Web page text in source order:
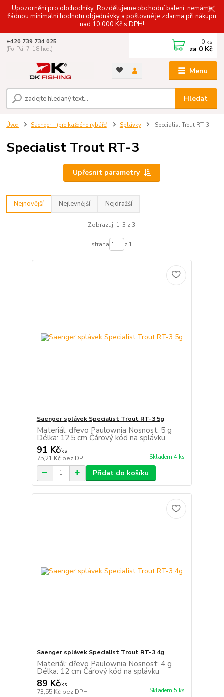
Upozornění pro obchodníky: Rozdělujeme obchodní balení, nemáme
žádnou minimální hodnotu objednávky a poštovné je zdarma při nákupu
nad 10 000 Kč s DPH!
Menu
Hledat
+420 739 734 025
(Po-Pá, 7-18 hod.)
0 ks
za 0 Kč
Úvod Saenger - (pro každého rybáře) Splávky Specialist Trout RT-3
Specialist Trout RT-3
Upřesnit parametry
Nejnovější Nejlevnější Nejdražší
Zobrazuji 1-3 z 3
strana z 1
Saenger splávek Specialist Trout RT-3 5g
Materiál: dřevo Paulownia Nosnost: 5 g
Délka: 12,5 cm Čárový kód na splávku
91 Kč/ks
75,21 Kč bez DPH Skladem 4 ks
Přidat do košíku
Saenger splávek Specialist Trout RT-3 4g
Materiál: dřevo Paulownia Nosnost: 4 g
Délka: 12 cm Čárový kód na splávku
89 Kč/ks
73,55 Kč bez DPH Skladem 5 ks